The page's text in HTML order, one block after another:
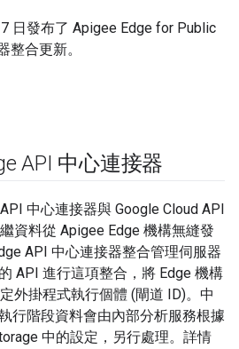
日發布了 Apigee Edge for Public
整合更新。
API 中心連接器
中心連接器與 Google Cloud API
資料從 Apigee Edge 機構無縫發
API 中心連接器整合管理伺服器
API 進行這項整合，將 Edge 機構
外掛程式執行個體 (閘道 ID)。中
行階段資料會由內部分析服務根據
中的設定，另行處理。詳情